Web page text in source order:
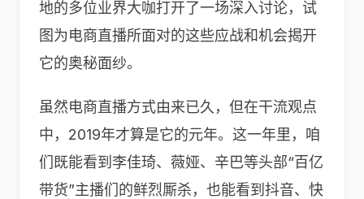
地的多位业界大咖打开了一场深入讨论，试
图为电商直播所面对的这些应战和机会揭开
它的奥秘面纱。
虽然电商直播方式由来已久，但在干流观点
中，2019年才算是它的元年。这一年里，咱
们既能看到李佳琦、薇娅、辛巴等头部“百亿
带货”主播们的鲜烈厮杀，也能看到抖音、快